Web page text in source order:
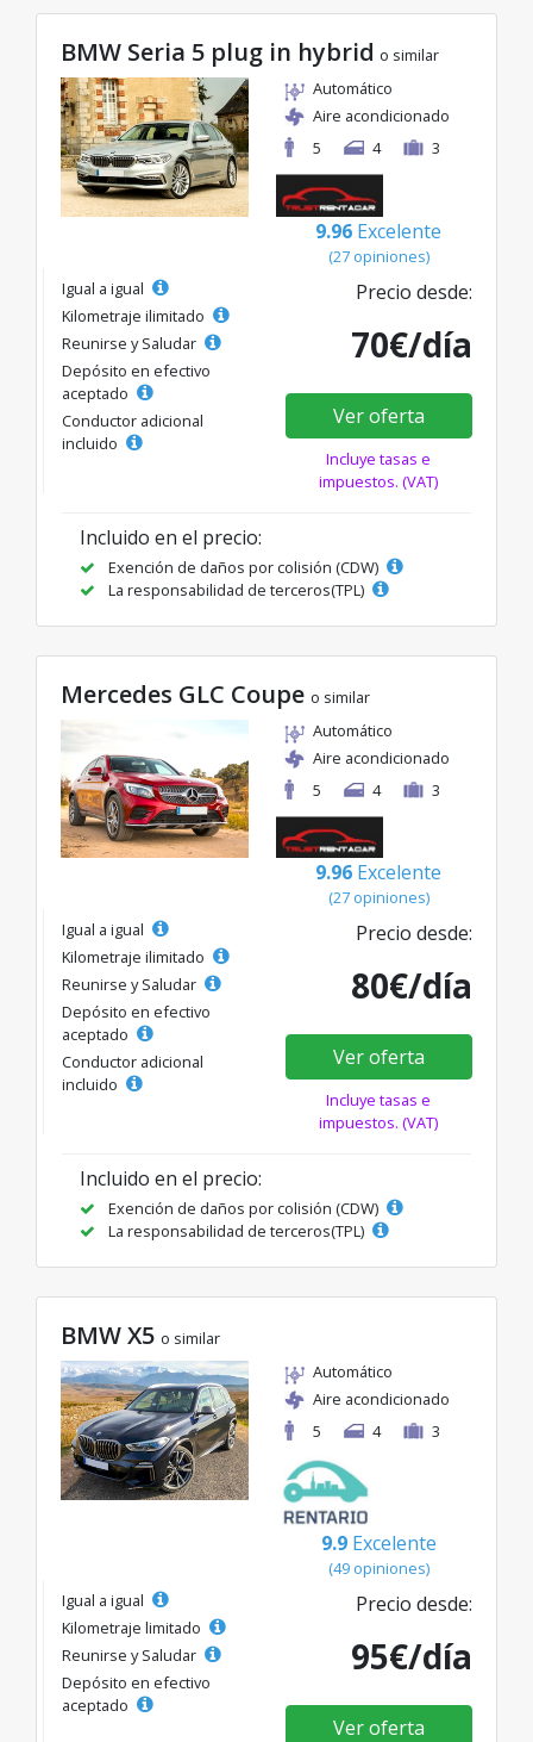
BMW Seria 5 plug in hybrid o similar
Automático
Aire acondicionado
5
4 3
9.96 Excelente
(27 opiniones)
Igual a igual
Kilometraje ilimitado
Reunirse y Saludar
Depósito en efectivo
aceptado
Conductor adicional
incluido
Precio desde:
70€/día
Ver oferta
Incluye tasas e
impuestos. (VAT)
Incluido en el precio:
Exención de daños por colisión (CDW)
La responsabilidad de terceros(TPL)
Mercedes GLC Coupe o similar
Automático
Aire acondicionado
5
4 3
9.96 Excelente
(27 opiniones)
Igual a igual
Kilometraje ilimitado
Reunirse y Saludar
Depósito en efectivo
aceptado
Conductor adicional
incluido
Precio desde:
80€/día
Ver oferta
Incluye tasas e
impuestos. (VAT)
Incluido en el precio:
Exención de daños por colisión (CDW)
La responsabilidad de terceros(TPL)
BMW X5 o similar
Automático
Aire acondicionado
5
4 3
9.9 Excelente
(49 opiniones)
Igual a igual
Kilometraje limitado
Reunirse y Saludar
Depósito en efectivo
aceptado
Precio desde:
95€/día
Ver oferta